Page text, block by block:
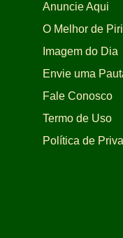
Anuncie Aqui
O Melhor de Piri
Imagem do Dia
Envie uma
Fale Conosco
Termo de Uso
Política de